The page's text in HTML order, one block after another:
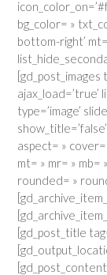
bg_color= »
bottom-right’ mt=
ajax_load=’true’
type=’image’
aspect= » cover=
mt= » mr= » mb=
rounded= »
[gd_post_title